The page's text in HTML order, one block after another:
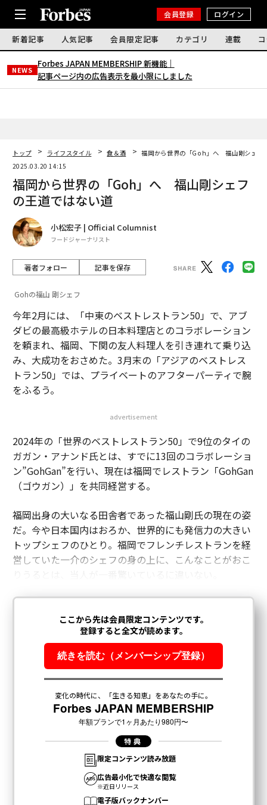
会員登録 ログイン
新着記事 人気記事 会員限定記事 カテゴリ 連載
NEWS
Forbes JAPAN MEMBERSHIP 新機能｜
記事ページ内の広告表示を最小限にしました
トップ ライフスタイル 食＆酒
福岡から世界の「Goh」へ 福山剛シェフ
2025.03.20 14:15
福岡から世界の「Goh」へ 福山剛シェフ
の王道ではない道
小松宏子 | Official Columnist
フードジャーナリスト
著者フォロー 記事を保存
Gohの福山 剛シェフ
今年2月には、「中東のベストレストラン50」で、アブ
ダビの最高級ホテルの日本料理店とのコラボレーション
を頼まれ、福岡、下関の友人料理人を引き連れて乗り込
み、大成功をおさめた。3月末の「アジアのベストレス
トラン50」では、プライベートのアフターパーティで腕
をふるう。
advertisement
2024年の「世界のベストレストラン50」で9位のタイの
ガガン・アナンド氏とは、すでに13回のコラボレーショ
ン”GohGan”を行い、現在は福岡でレストラン「GohGan
（ゴウガン）」を共同経営する。
福岡出身の大いなる田舎者であった福山剛氏の現在の姿
だ。今や日本国内はおろか、世界的にも発信力の大きい
トップシェフのひとり。福岡でフレンチレストランを経
営していた一介のシェフの身の上に、こんなことがおこ